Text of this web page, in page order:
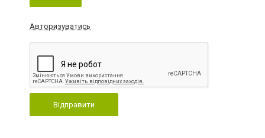
Авторизуватись
Відправити